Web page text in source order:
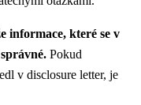
informace, které se v
Pokud
v disclosure letter, je